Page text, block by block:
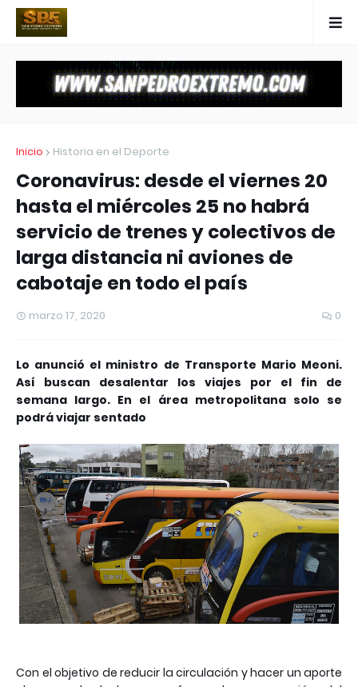
Inicio Historia en el Deporte
Coronavirus: desde el viernes 20
hasta el miércoles 25 no habrá
servicio de trenes y colectivos de
larga distancia ni aviones de
cabotaje en todo el país
marzo 17, 2020 0
Lo anunció el ministro de Transporte Mario Meoni.
Así buscan desalentar los viajes por el fin de
semana largo. En el área metropolitana solo se
podrá viajar sentado
Con el objetivo de reducir la circulación y hacer un aporte